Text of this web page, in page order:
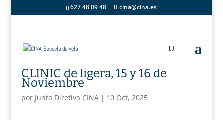
627 48 09 48 cina@cina.es
CLINIC de ligera, 15 y 16 de
Noviembre
por Junta Diretiva CINA| 10 Oct, 2025